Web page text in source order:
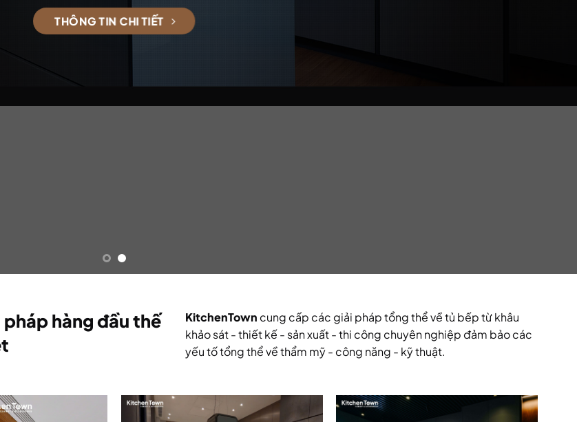
THÔNG TIN CHI TIẾT
hàng đầu thế
KitchenTown cung cấp các giải pháp tổng thể về tủ bếp từ khâu
khảo sát - thiết kế - sản xuất - thi công chuyên nghiệp đảm bảo các
yếu tố tổng thể về thẩm mỹ - công năng - kỹ thuật.